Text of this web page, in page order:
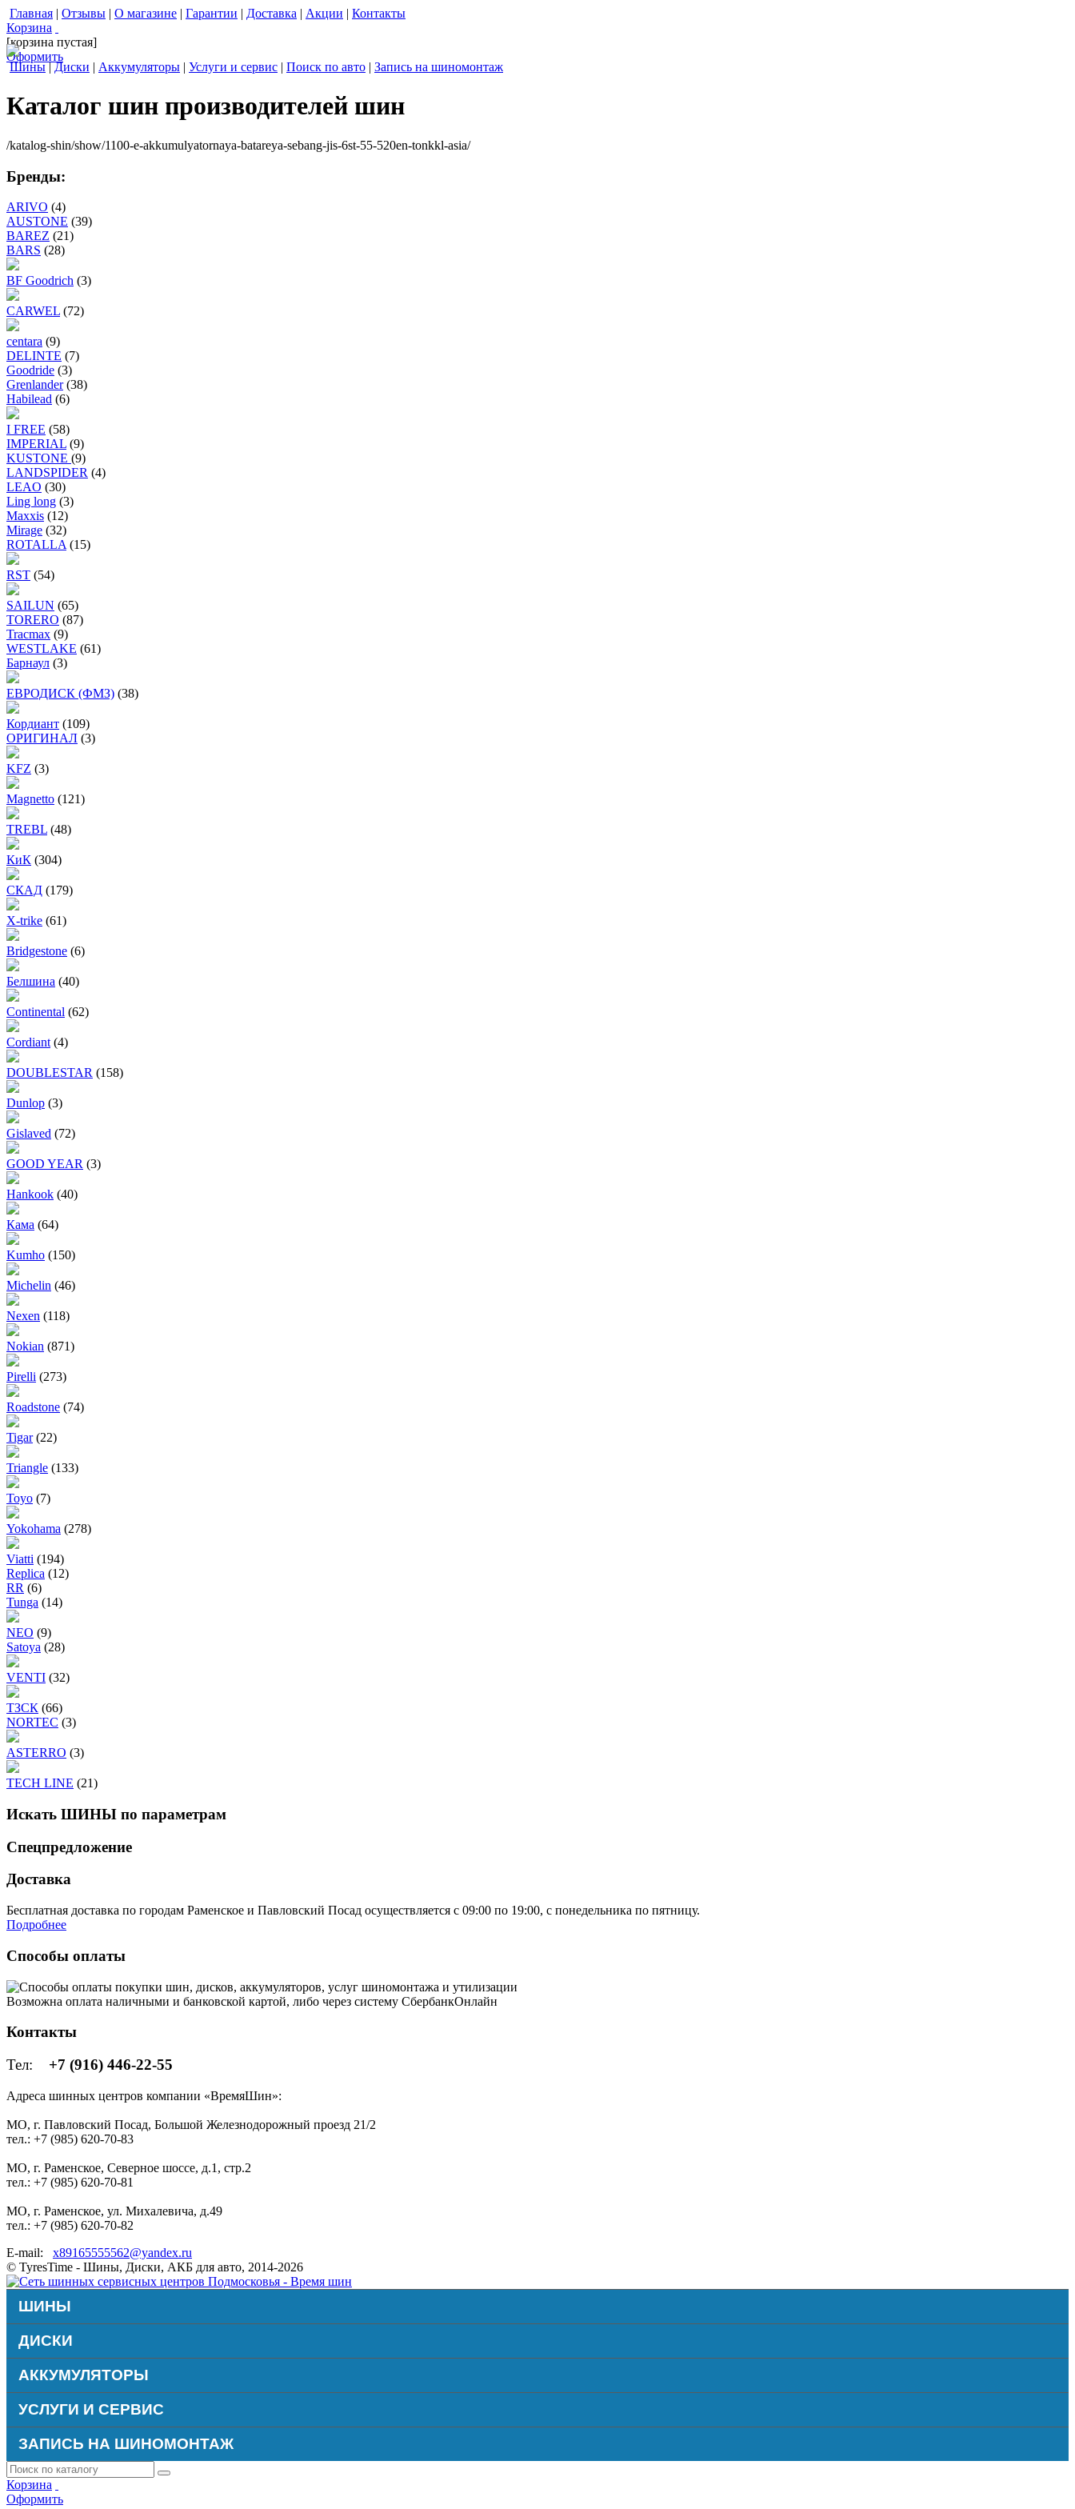
Главная | Отзывы | О магазине | Гарантии | Доставка | Акции | Контакты
Корзина
[корзина пустая]
Оформить
Шины | Диски | Аккумуляторы | Услуги и сервис | Поиск по авто | Запись на шиномонтаж
Каталог шин производителей шин
/katalog-shin/show/1100-e-akkumulyatornaya-batareya-sebang-jis-6st-55-520en-tonkkl-asia/
Бренды:
ARIVO (4)
AUSTONE (39)
BAREZ (21)
BARS (28)
BF Goodrich (3)
CARWEL (72)
centara (9)
DELINTE (7)
Goodride (3)
Grenlander (38)
Habilead (6)
I FREE (58)
IMPERIAL (9)
KUSTONE (9)
LANDSPIDER (4)
LEAO (30)
Ling long (3)
Maxxis (12)
Mirage (32)
ROTALLA (15)
RST (54)
SAILUN (65)
TORERO (87)
Tracmax (9)
WESTLAKE (61)
Барнаул (3)
ЕВРОДИСК (ФМЗ) (38)
Кордиант (109)
ОРИГИНАЛ (3)
KFZ (3)
Magnetto (121)
TREBL (48)
КиК (304)
СКАД (179)
X-trike (61)
Bridgestone (6)
Белшина (40)
Continental (62)
Cordiant (4)
DOUBLESTAR (158)
Dunlop (3)
Gislaved (72)
GOOD YEAR (3)
Hankook (40)
Кама (64)
Kumho (150)
Michelin (46)
Nexen (118)
Nokian (871)
Pirelli (273)
Roadstone (74)
Tigar (22)
Triangle (133)
Toyo (7)
Yokohama (278)
Viatti (194)
Replica (12)
RR (6)
Tunga (14)
NEO (9)
Satoya (28)
VENTI (32)
ТЗСК (66)
NORTEC (3)
ASTERRO (3)
TECH LINE (21)
Искать ШИНЫ по параметрам
Спецпредложение
Доставка
Бесплатная доставка по городам Раменское и Павловский Посад осуществляется с 09:00 по 19:00, с понедельника по пятницу.
Подробнее
Способы оплаты
Возможна оплата наличными и банковской картой, либо через систему СбербанкОнлайн
Контакты
Тел: +7 (916) 446-22-55
Адреса шинных центров компании «ВремяШин»:
МО, г. Павловский Посад, Большой Железнодорожный проезд 21/2
тел.: +7 (985) 620-70-83
МО, г. Раменское, Северное шоссе, д.1, стр.2
тел.: +7 (985) 620-70-81
МО, г. Раменское, ул. Михалевича, д.49
тел.: +7 (985) 620-70-82
E-mail: x89165555562@yandex.ru
© TyresTime - Шины, Диски, АКБ для авто, 2014-2026
ШИНЫ
ДИСКИ
АККУМУЛЯТОРЫ
УСЛУГИ И СЕРВИС
ЗАПИСЬ НА ШИНОМОНТАЖ
Корзина
Оформить